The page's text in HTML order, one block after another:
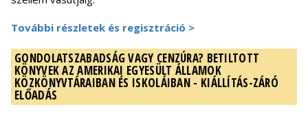
További részletek és regisztráció >
GONDOLATSZABADSÁG VAGY CENZÚRA? BETILTOTT
KÖNYVEK AZ AMERIKAI EGYESÜLT ÁLLAMOK
KÖZKÖNYVTÁRAIBAN ÉS ISKOLÁIBAN - KIÁLLÍTÁS-ZÁRÓ
ELŐADÁS